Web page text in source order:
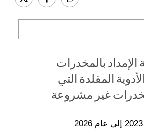
بالمخدرات
المقلدة التي
غير مشروعة